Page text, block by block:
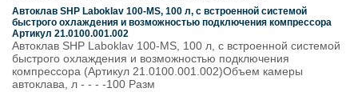
Автоклав SHP Laboklav 100-MS, 100 л, с встроенной системой
быстрого охлаждения и возможностью подключения компрессора
Артикул 21.0100.001.002
Автоклав SHP Laboklav 100-MS, 100 л, с встроенной системой
быстрого охлаждения и возможностью подключения
компрессора (Артикул 21.0100.001.002)Объем камеры
автоклава, л - - - -100 Разм